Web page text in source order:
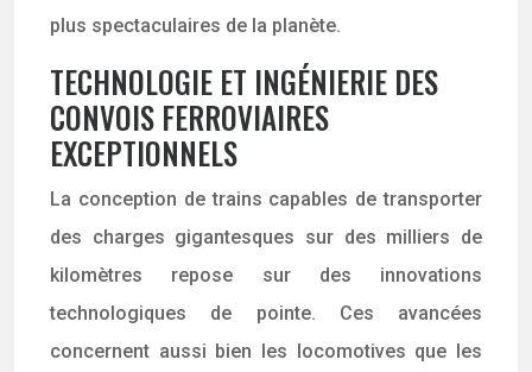
plus spectaculaires de la planète.
TECHNOLOGIE ET INGÉNIERIE DES
CONVOIS FERROVIAIRES
EXCEPTIONNELS
La conception de trains capables de transporter
des charges gigantesques sur des milliers de
kilomètres repose sur des innovations
technologiques de pointe. Ces avancées
concernent aussi bien les locomotives que les